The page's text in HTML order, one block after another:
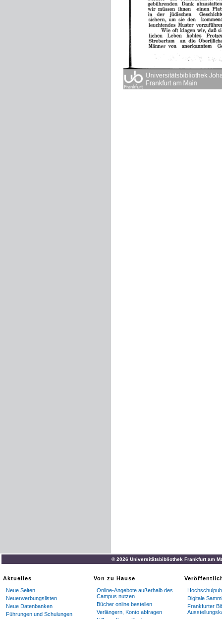
© 2026 Universitätsbibliothek Frankfurt am
Aktuelles
Neue Seiten
Neuerwerbungslisten
Neue Datenbanken
Führungen und Schulungen
Von zu Hause
Online-Angebote außerhalb des
Campus nutzen
Bücher online bestellen
Verlängern, Konto abfragen
Digitale
Frankfurter